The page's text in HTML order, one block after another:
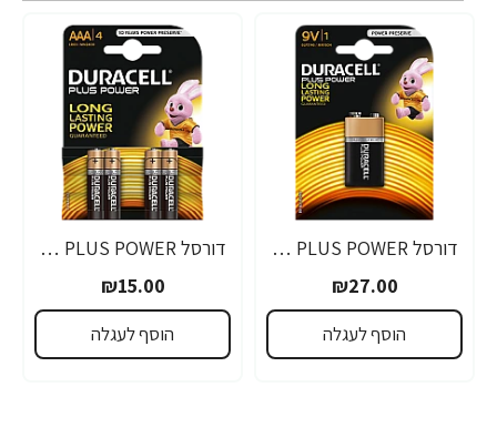
דורסל PLUS POWER סוללות 9V אריזת 1 יחידות - מבית Duracell
₪27.00
הוסף לעגלה
דורסל PLUS POWER סוללות AAA אריזת 4 יחידות - מבית Duracell
₪15.00
הוסף לעגלה